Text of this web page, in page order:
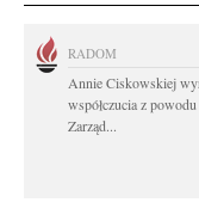
RADOM
Annie Ciskowskiej
współczucia z
Zarząd...